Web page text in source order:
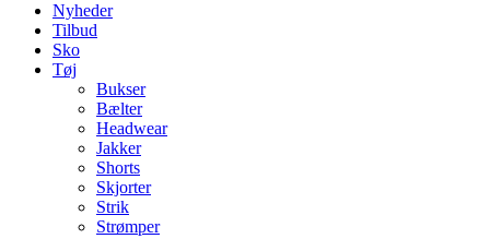
Nyheder
Tilbud
Sko
Tøj
Bukser
Bælter
Headwear
Jakker
Shorts
Skjorter
Strik
Strømper